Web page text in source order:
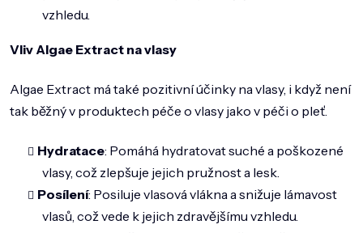
vzhledu.
Vliv Algae Extract na vlasy
Algae Extract má také pozitivní účinky na vlasy, i když není
tak běžný v produktech péče o vlasy jako v péči o pleť.
Hydratace: Pomáhá hydratovat suché a poškozené
vlasy, což zlepšuje jejich pružnost a lesk.
Posílení: Posiluje vlasová vlákna a snižuje lámavost
vlasů, což vede k jejich zdravějšímu vzhledu.